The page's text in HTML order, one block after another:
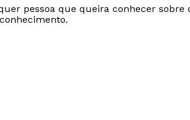
pessoa que queira conhecer sobre